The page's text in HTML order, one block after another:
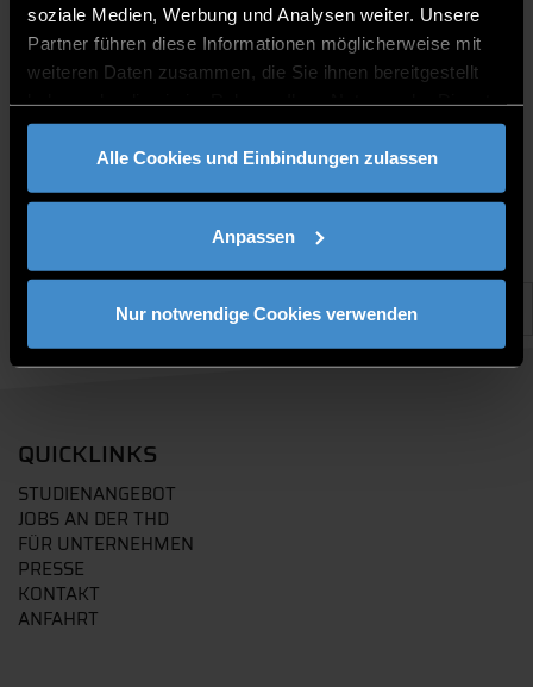
soziale Medien, Werbung und Analysen weiter. Unsere
Partner führen diese Informationen möglicherweise mit
weiteren Daten zusammen, die Sie ihnen bereitgestellt
gesammelt haben.
Alle Cookies und Einbindungen zulassen
Anpassen
Nur notwendige Cookies verwenden
ITC2+ 1.02
0991/3615-534
QUICKLINKS
STUDIENANGEBOT
JOBS AN DER THD
FÜR UNTERNEHMEN
PRESSE
KONTAKT
ANFAHRT